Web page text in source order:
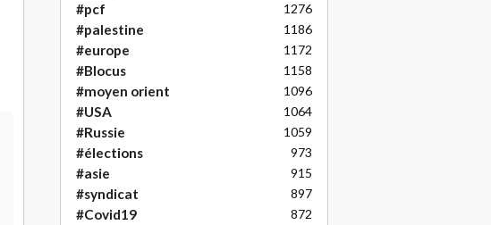
#pcf 1276
#palestine 1186
#europe 1172
#Blocus 1158
#moyen orient 1096
#USA 1064
#Russie 1059
#élections 973
#asie 915
#syndicat 897
#Covid19 872